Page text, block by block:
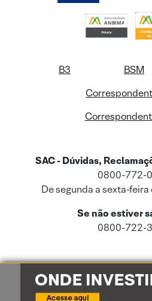
B3 BSM
SAC - Dúvidas,
0800-772-
De segunda a sexta-
Se não estiver
0800-722-
Este site usa cookies e dados pessoais
Cookies
e a nossaPolítica